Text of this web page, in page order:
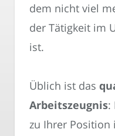
dem nicht viel
der Tätigkeit im
ist.
Üblich ist das
Arbeitszeugnis:
zu Ihrer Position